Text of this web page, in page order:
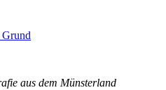
aus dem Münsterland